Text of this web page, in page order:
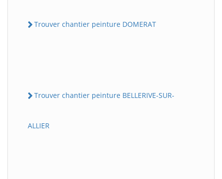
Trouver chantier peinture DOMERAT
Trouver chantier peinture BELLERIVE-SUR-
ALLIER